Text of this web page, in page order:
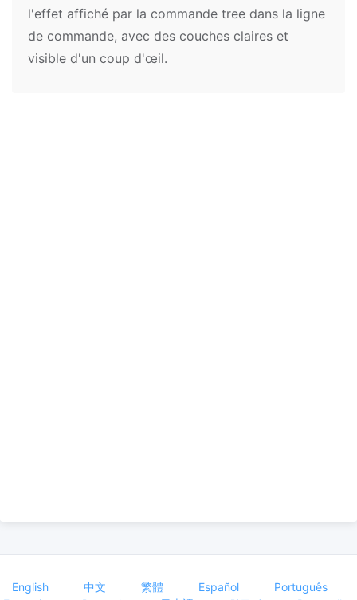
l'effet affiché par la commande tree dans la ligne
de commande, avec des couches claires et
visible d'un coup d'œil.
English 中文 繁體 Español
Português